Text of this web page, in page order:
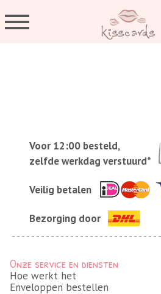
Voor 12:00 besteld,
zelfde werkdag verstuurd*
Veilig betalen
Bezorging door
Onze service en diensten
Hoe werkt het
Enveloppen bestellen